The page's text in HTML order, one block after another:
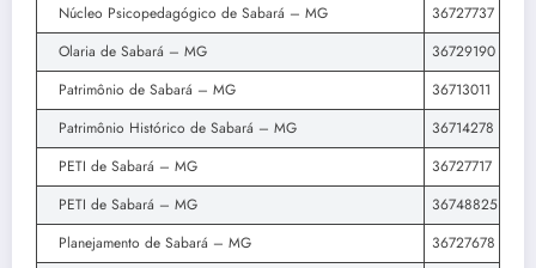
Núcleo Psicopedagógico de Sabará – MG
36727737
Olaria de Sabará – MG
36729190
Patrimônio de Sabará – MG
36713011
Patrimônio Histórico de Sabará – MG
36714278
PETI de Sabará – MG
36727717
PETI de Sabará – MG
36748825
Planejamento de Sabará – MG
36727678